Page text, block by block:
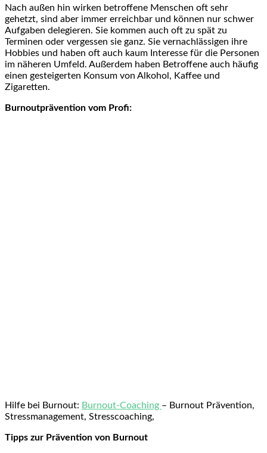
Nach außen hin wirken betroffene Menschen oft sehr
gehetzt, sind aber immer erreichbar und können nur schwer
Aufgaben delegieren. Sie kommen auch oft zu spät zu
Terminen oder vergessen sie ganz. Sie vernachlässigen ihre
Hobbies und haben oft auch kaum Interesse für die Personen
im näheren Umfeld. Außerdem haben Betroffene auch häufig
einen gesteigerten Konsum von Alkohol, Kaffee und
Zigaretten.
Burnoutprävention vom Profi:
Hilfe bei Burnout: Burnout-Coaching – Burnout Prävention,
Stressmanagement, Stresscoaching,
Tipps zur Prävention von Burnout